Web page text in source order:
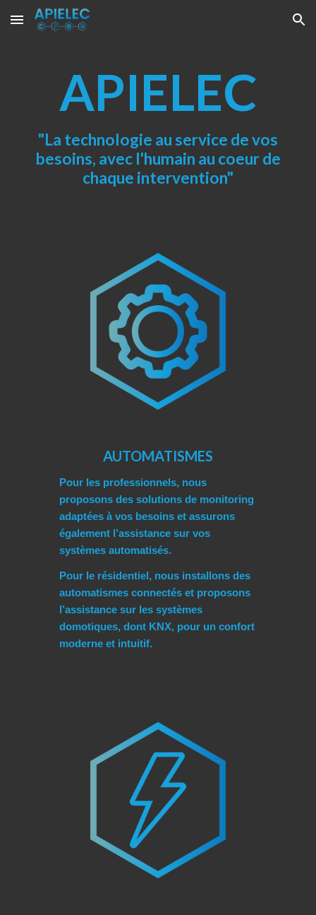
Skip to main content Skip to navigation
APIELEC
"La technologie au service de vos
besoins, avec l'humain au coeur de
chaque intervention"
AUTOMATISMES
Pour les professionnels, nous
proposons des solutions de monitoring
adaptées à vos besoins et assurons
également l’assistance sur vos
systèmes automatisés.
Pour le résidentiel, nous installons des
automatismes connectés et proposons
l’assistance sur les systèmes
domotiques, dont KNX, pour un confort
moderne et intuitif.